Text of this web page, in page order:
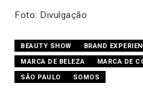
Foto: Divulgação
BEAUTY SHOW BRAND
MARCA DE BELEZA
MARCA DE
SÃO PAULO
SOMOS